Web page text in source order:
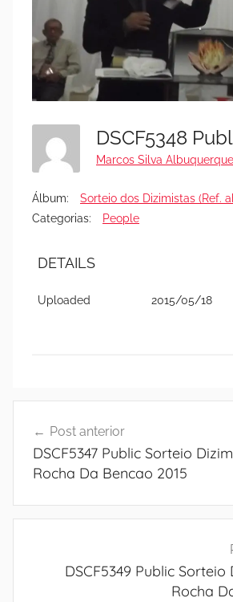
Marcos Silva Albuquerque
Álbum:
Sorteio dos Dizimistas (Ref.
Categorias:
People
DETAILS
Uploaded 2015/05/18
de
Post
Post anterior
DSCF5347 Public Sorteio
Rocha Da Bencao 2015
DSCF5349 Public Sorteio
Rocha